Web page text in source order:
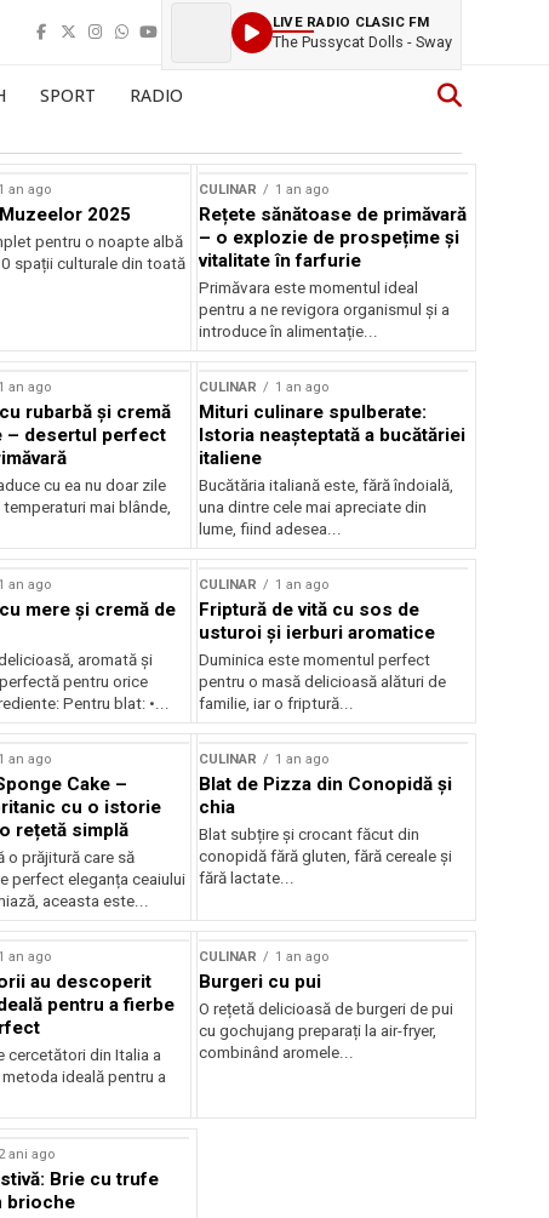
LIVE RADIO CLASIC FM
The Pussycat Dolls - Sway
SPORT RADIO
1 an ago
2025
pentru o noapte albă
spații culturale din toată
CULINAR 1 an ago
Rețete sănătoase de primăvară
– o explozie de prospețime și
vitalitate în farfurie
Primăvara este momentul ideal
pentru a ne revigora organismul și a
introduce în alimentație...
1 an ago
rubarbă și cremă
– desertul perfect
cu ea nu doar zile
mai blânde,
CULINAR 1 an ago
Mituri culinare spulberate:
Istoria neașteptată a bucătăriei
italiene
Bucătăria italiană este, fără îndoială,
una dintre cele mai apreciate din
lume, fiind adesea...
1 an ago
mere și cremă de
aromată și
pentru orice
Pentru blat: •...
CULINAR 1 an ago
Friptură de vită cu sos de
usturoi și ierburi aromatice
Duminica este momentul perfect
pentru o masă delicioasă alături de
familie, iar o friptură...
1 an ago
Cake –
cu o istorie
rețetă simplă
o prăjitură care să
perfect eleganța ceaiului
aceasta este...
CULINAR 1 an ago
Blat de Pizza din Conopidă și
chia
Blat subțire și crocant făcut din
conopidă fără gluten, fără cereale și
fără lactate...
1 an ago
au descoperit
pentru a fierbe
cercetători din Italia a
ideală pentru a
CULINAR 1 an ago
Burgeri cu pui
O rețetă delicioasă de burgeri de pui
cu gochujang preparați la air-fryer,
combinând aromele...
2 ani ago
Brie cu trufe
brioche